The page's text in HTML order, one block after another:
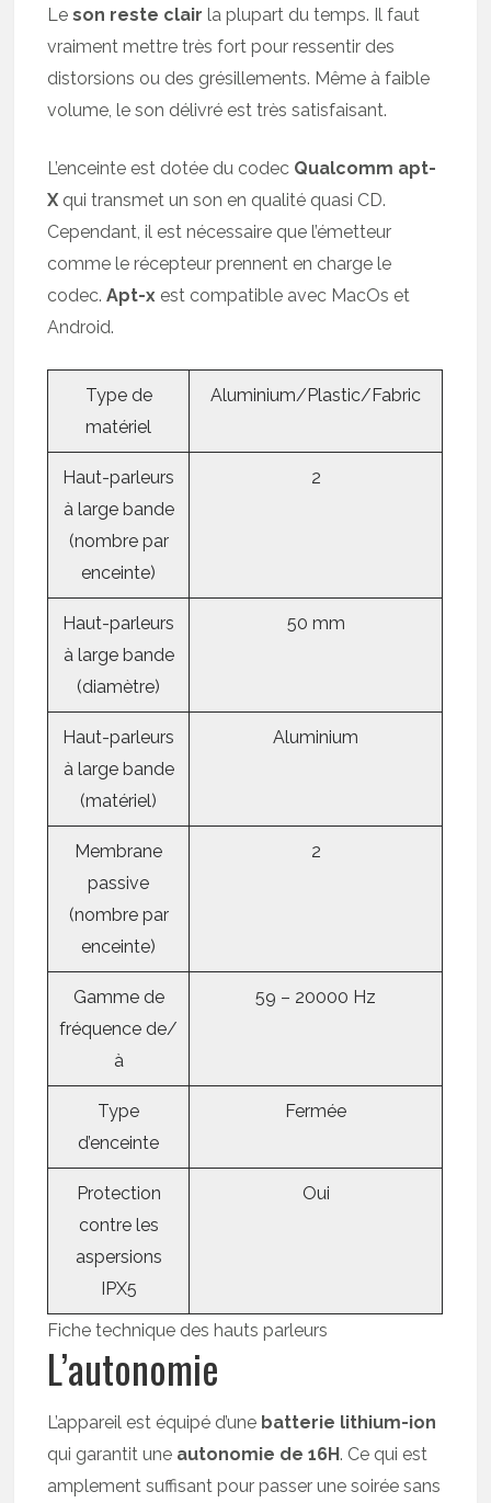
Leson reste clair la plupart du temps. Il faut
vraiment mettre très fort pour ressentir des
distorsions ou des grésillements. Même à faible
volume, le son délivré est très satisfaisant.
L’enceinte est dotée du codec Qualcomm apt-
X qui transmet un son en qualité quasi CD.
Cependant, il est nécessaire que l’émetteur
comme le récepteur prennent en charge le
codec.Apt-x est compatible avec MacOs et
Android.
Type de
matériel
Aluminium/Plastic/Fabric
Haut-parleurs
à large bande
(nombre par
enceinte)
2
Haut-parleurs
à large bande
(diamètre)
50 mm
Haut-parleurs
à large bande
(matériel)
Aluminium
Membrane
passive
(nombre par
enceinte)
2
Gamme de
fréquence de/
à
59 – 20000 Hz
Type
d’enceinte
Fermée
Protection
contre les
aspersions
IPX5
Oui
Fiche technique des hauts parleurs
L’autonomie
L’appareil est équipé d’une batterie lithium-ion
qui garantit une autonomie de 16H. Ce qui est
amplement suffisant pour passer une soirée sans